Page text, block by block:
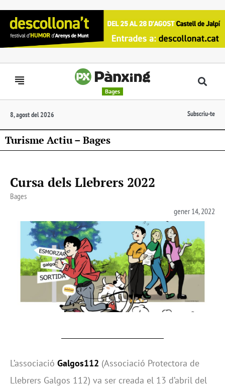
Bages
8, agost del 2026 Subscriu-te
Turisme Actiu – Bages
Cursa dels Llebrers 2022
Bages
gener 14, 2022
L’associació Galgos112 (Associació Protectora de
Llebrers Galgos 112) va ser creada el 13 d’abril del